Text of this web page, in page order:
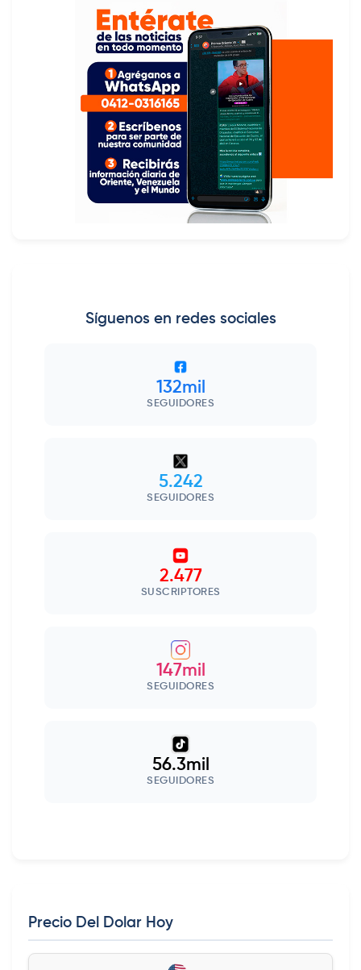
Síguenos en redes sociales
132mil
SEGUIDORES
5.242
SEGUIDORES
2.477
SUSCRIPTORES
147mil
SEGUIDORES
56.3mil
SEGUIDORES
Precio Del Dolar Hoy